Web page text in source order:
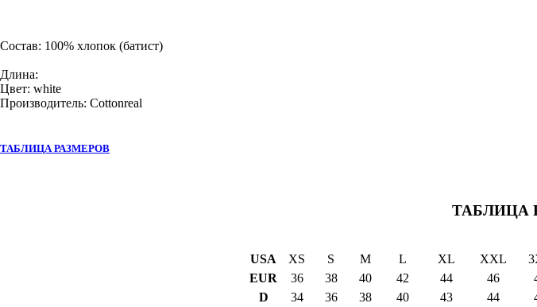
Состав: 100% хлопок (батист)
Длина:
Цвет: white
Производитель: Cottonreal
ТАБЛИЦА РАЗМЕРОВ
ТАБЛИЦА
USA XS S M L XL XXL
EUR
36 38 40 42 44 46
D
34 36 38 40 43 44